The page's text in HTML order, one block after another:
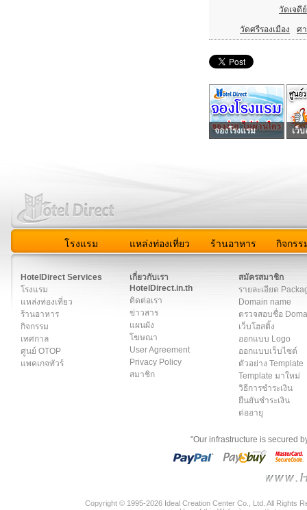
วัดเจดี
วัดศรีรองเมือง ศ
จองโรงแรม เว็
โรงแรม แหล่งท่องเที่ยว ร้านอาหาร กิจกรร
HotelDirect Services
โรงแรม
แหล่งท่องเที่ยว
ร้านอาหาร
กิจกรรม
เทศกาล
ศูนย์ OTOP
แพคเกจทัวร์
เกี่ยวกับเรา
HotelDirect.in.th
ติดต่อเรา
ข่าวสาร
แผนผัง
โฆษณา
User Agreement
Privacy Policy
สมาชิก
สมัครสมาชิก
รายละเอียด
Domain name
ตรวจสอบชื่อ
เว็บโฮสติ้ง
ออกแบบ Logo
ออกแบบเว็บไซต์
ตัวอย่าง Template
Template มาใหม่
วิธีการชำระเงิน
ยืนยันชำระเงิน
ต่ออายุ
"Our infrastructure is secured
Copyright © 1995-2026 Ideal Creation Center Co., Ltd. All Rights